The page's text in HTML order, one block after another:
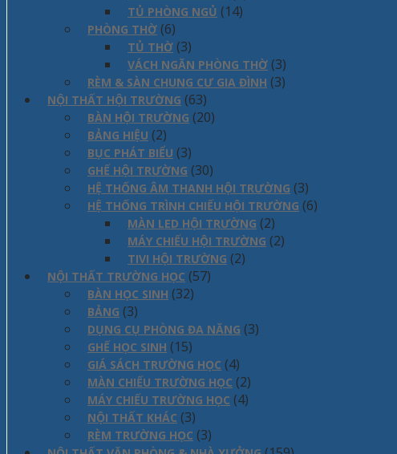
TỦ PHÒNG NGỦ (14)
PHÒNG THỜ (6)
TỦ THỜ (3)
VÁCH NGĂN PHÒNG THỜ (3)
RÈM & SÀN CHUNG CƯ GIA ĐÌNH (3)
NỘI THẤT HỘI TRƯỜNG (63)
BÀN HỘI TRƯỜNG (20)
BẢNG HIỆU (2)
BỤC PHÁT BIỂU (3)
GHẾ HỘI TRƯỜNG (30)
HỆ THỐNG ÂM THANH HỘI TRƯỜNG (3)
HỆ THỐNG TRÌNH CHIẾU HỘI TRƯỜNG (6)
MÀN LED HỘI TRƯỜNG (2)
MÁY CHIẾU HỘI TRƯỜNG (2)
TIVI HỘI TRƯỜNG (2)
NỘI THẤT TRƯỜNG HỌC (57)
BÀN HỌC SINH (32)
BẢNG (3)
DỤNG CỤ PHÒNG ĐA NĂNG (3)
GHẾ HỌC SINH (15)
GIÁ SÁCH TRƯỜNG HỌC (4)
MÀN CHIẾU TRƯỜNG HỌC (2)
MÁY CHIẾU TRƯỜNG HỌC (4)
NỘI THẤT KHÁC (3)
RÈM TRƯỜNG HỌC (3)